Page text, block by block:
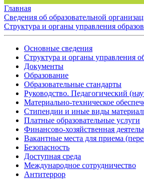
Главная
Сведения об образовательной
Структура и органы управления
Основные сведения
Структура и органы управления
Документы
Образование
Образовательные стандарты
Руководство. Педагогический
Материально-техническое
Стипендии и иные виды
Платные образовательные услуги
Финансово-хозяйственная
Вакантные места для приема
Безопасность
Доступная среда
Международное сотрудничество
Антитеррор